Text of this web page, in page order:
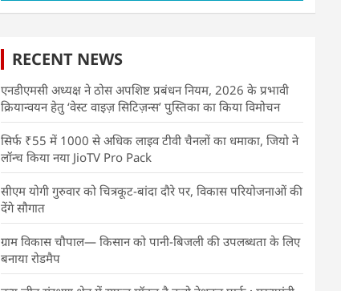
RECENT NEWS
एनडीएमसी अध्यक्ष ने ठोस अपशिष्ट प्रबंधन नियम, 2026 के प्रभावी
क्रियान्वयन हेतु ‘वेस्ट वाइज़ सिटिज़न्स’ पुस्तिका का किया विमोचन
सिर्फ ₹55 में 1000 से अधिक लाइव टीवी चैनलों का धमाका, जियो ने
लॉन्च किया नया JioTV Pro Pack
सीएम योगी गुरुवार को चित्रकूट-बांदा दौरे पर, विकास परियोजनाओं की
देंगे सौगात
ग्राम विकास चौपाल— किसान को पानी-बिजली की उपलब्धता के लिए
बनाया रोडमैप